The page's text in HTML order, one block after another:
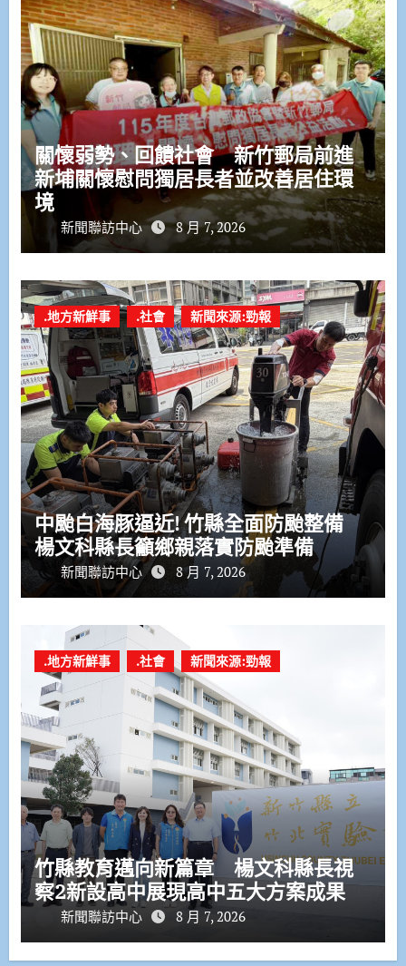
關懷弱勢、回饋社會 新竹郵局前進
新埔關懷慰問獨居長者並改善居住環
境
新聞聯訪中心 8 月 7, 2026
.地方新鮮事 .社會 新聞來源:勁報
中颱白海豚逼近! 竹縣全面防颱整備
楊文科縣長籲鄉親落實防颱準備
新聞聯訪中心 8 月 7, 2026
.地方新鮮事 .社會 新聞來源:勁報
竹縣教育邁向新篇章 楊文科縣長視
察2新設高中展現高中五大方案成果
新聞聯訪中心 8 月 7, 2026